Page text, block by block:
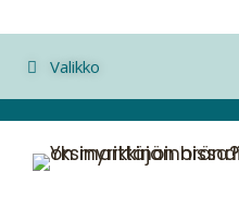
Valikko